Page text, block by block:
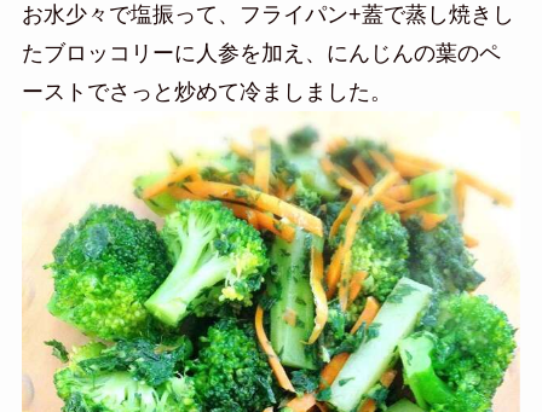
お水少々で塩振って、フライパン+蓋で蒸し焼きし
たブロッコリーに人参を加え、にんじんの葉のペ
ーストでさっと炒めて冷ましました。